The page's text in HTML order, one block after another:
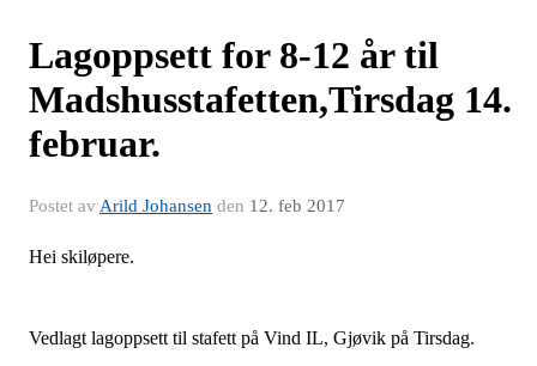
Lagoppsett for 8-12 år til
Madshusstafetten,Tirsdag 14.
februar.
Postet av Arild Johansen den 12. feb 2017
Hei skiløpere.
Vedlagt lagoppsett til stafett på Vind IL, Gjøvik på Tirsdag.